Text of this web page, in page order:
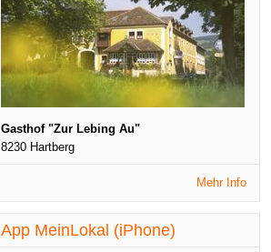
Gasthof "Zur Lebing Au"
8230 Hartberg
Mehr Info
App MeinLokal (iPhone)